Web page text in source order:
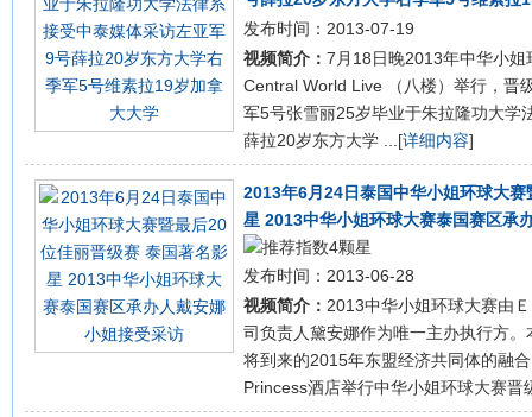
发布时间：2013-07-19
视频简介： 7月18日晚2013年中华小
Central World Live （八楼）举行，晋
军5号张雪丽25岁毕业于朱拉隆功大学
薛拉20岁东方大学 ...[详细内容]
2013年6月24日泰国中华小姐环球大
星 2013中华小姐环球大赛泰国赛区承
发布时间：2013-06-28
视频简介： 2013中华小姐环球大赛由
司负责人黛安娜作为唯一主办执行方
将到来的2015年东盟经济共同体的融
Princess酒店举行中华小姐环球大赛晋